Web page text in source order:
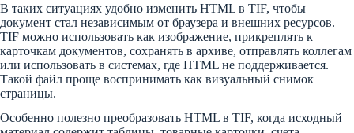
В таких ситуациях удобно изменить HTML в TIF, чтобы
документ стал независимым от браузера и внешних ресурсов.
TIF можно использовать как изображение, прикреплять к
карточкам документов, сохранять в архиве, отправлять коллегам
или использовать в системах, где HTML не поддерживается.
Такой файл проще воспринимать как визуальный снимок
страницы.
Особенно полезно преобразовать HTML в TIF, когда исходный